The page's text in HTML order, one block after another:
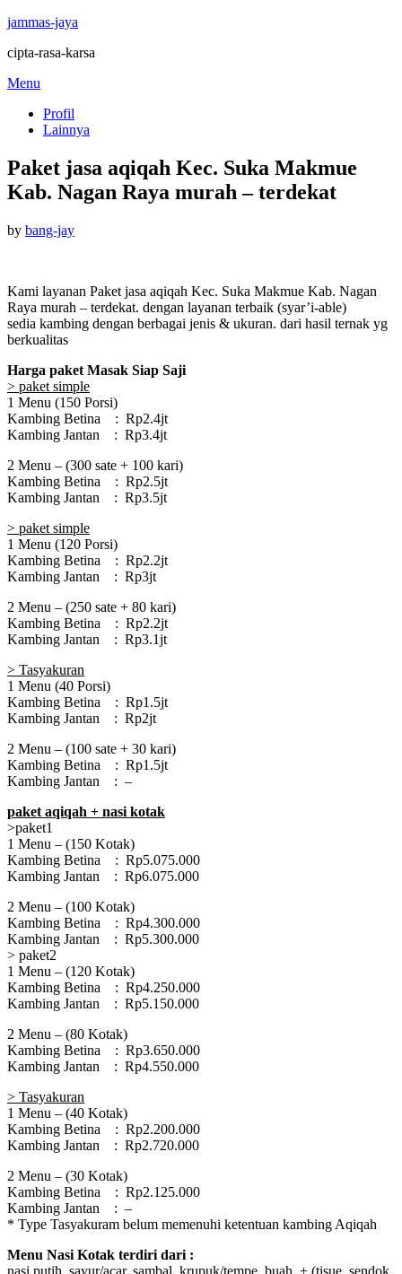
jammas-jaya
cipta-rasa-karsa
Skip
content
Menu
Profil
Lainnya
Paket jasa aqiqah Kec. Suka Makmue
Kab. Nagan Raya murah – terdekat
by bang-jayPosted
Kami layanan Paket jasa aqiqah Kec. Suka Makmue Kab. Nagan
Raya murah – terdekat. dengan layanan terbaik (syar’i-able)
sedia kambing dengan berbagai jenis & ukuran. dari hasil ternak yg
berkualitas
Harga paket Masak Siap Saji
> paket simple
1 Menu (150 Porsi)
Kambing Betina : Rp2.4jt
Kambing Jantan : Rp3.4jt
2 Menu – (300 sate + 100 kari)
Kambing Betina : Rp2.5jt
Kambing Jantan : Rp3.5jt
> paket simple
1 Menu (120 Porsi)
Kambing Betina : Rp2.2jt
Kambing Jantan : Rp3jt
2 Menu – (250 sate + 80 kari)
Kambing Betina : Rp2.2jt
Kambing Jantan : Rp3.1jt
> Tasyakuran
1 Menu (40 Porsi)
Kambing Betina : Rp1.5jt
Kambing Jantan : Rp2jt
2 Menu – (100 sate + 30 kari)
Kambing Betina : Rp1.5jt
Kambing Jantan : –
paket aqiqah + nasi kotak
>paket1
1 Menu – (150 Kotak)
Kambing Betina : Rp5.075.000
Kambing Jantan : Rp6.075.000
2 Menu – (100 Kotak)
Kambing Betina : Rp4.300.000
Kambing Jantan : Rp5.300.000
> paket2
1 Menu – (120 Kotak)
Kambing Betina : Rp4.250.000
Kambing Jantan : Rp5.150.000
2 Menu – (80 Kotak)
Kambing Betina : Rp3.650.000
Kambing Jantan : Rp4.550.000
> Tasyakuran
1 Menu – (40 Kotak)
Kambing Betina : Rp2.200.000
Kambing Jantan : Rp2.720.000
2 Menu – (30 Kotak)
Kambing Betina : Rp2.125.000
Kambing Jantan : –
* Type Tasyakuram belum memenuhi ketentuan kambing Aqiqah
Menu Nasi Kotak terdiri dari :
nasi putih, sayur/acar, sambal, krupuk/tempe, buah, + (tisue, sendok,